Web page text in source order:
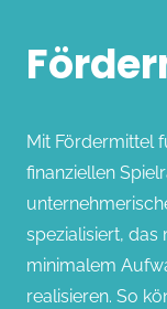
Mit Fördermittel
finanziellen
spezialisiert, das
minimalem
realisieren. So